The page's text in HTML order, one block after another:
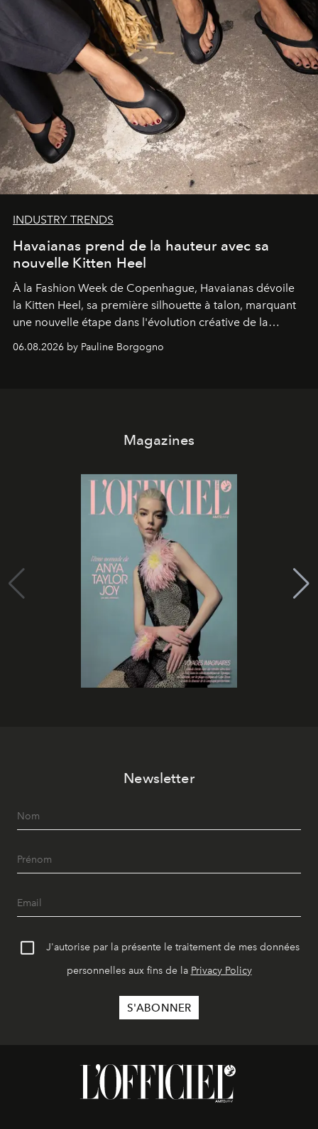
INDUSTRY TRENDS
Havaianas prend de la hauteur avec sa
nouvelle Kitten Heel
À la Fashion Week de Copenhague, Havaianas dévoile
la Kitten Heel, sa première silhouette à talon, marquant
une nouvelle étape dans l'évolution créative de la
06.08.2026 by Pauline Borgogno
Magazines
Newsletter
J'autorise par la présente le traitement de mes données
personnelles aux fins de la Privacy Policy